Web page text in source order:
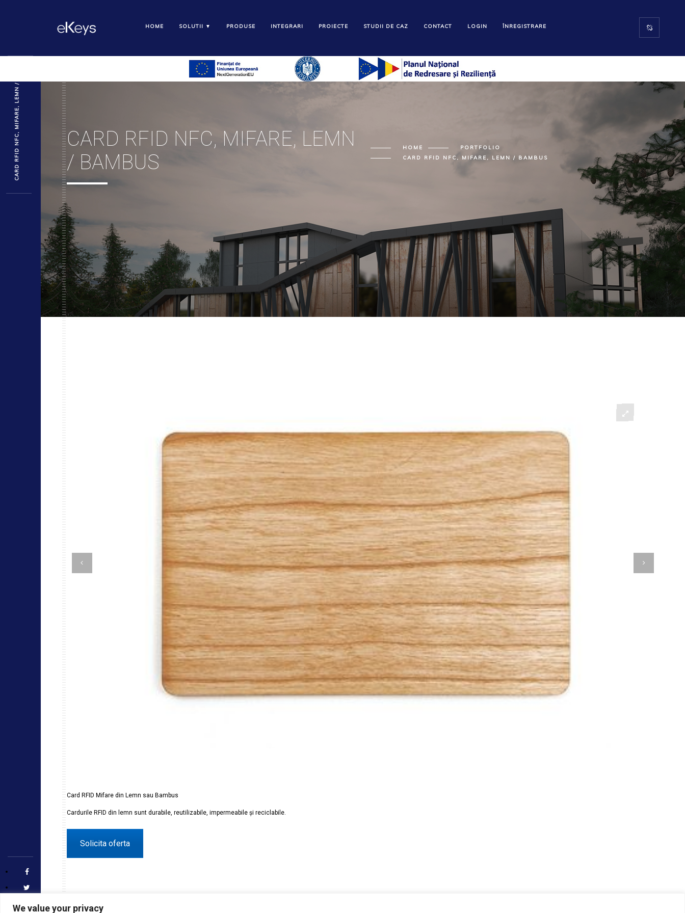
We value your privacy
HOME SOLUTII ▼ PRODUSE INTEGRARI PROIECTE STUDII DE CAZ CONTACT LOGIN ÎNREGISTRARE
CARD RFID NFC, MIFARE, LEMN
/ BAMBUS
HOME
PORTFOLIO
CARD RFID NFC, MIFARE, LEMN / BAMBUS
Card RFID Mifare din Lemn sau Bambus
Cardurile RFID din lemn sunt durabile, reutilizabile, impermeabile și reciclabile.
Solicita oferta
CARD RFID NFC, MIFARE, LEMN / BAMBUS